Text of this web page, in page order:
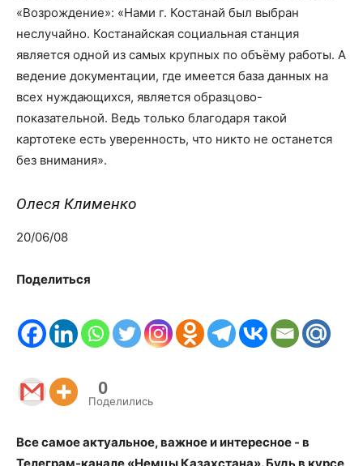
«Возрождение»: «Нами г. Костанай был выбран
неслучайно. Костанайская социальная станция
является одной из самых крупных по объёму работы. А
ведение документации, где имеется база данных на
всех нуждающихся, является образцово-
показательной. Ведь только благодаря такой
картотеке есть уверенность, что никто не останется
без внимания».
Олеся Клименко
20/06/08
Поделиться
0
Поделились
Все самое актуальное, важное и интересное - в